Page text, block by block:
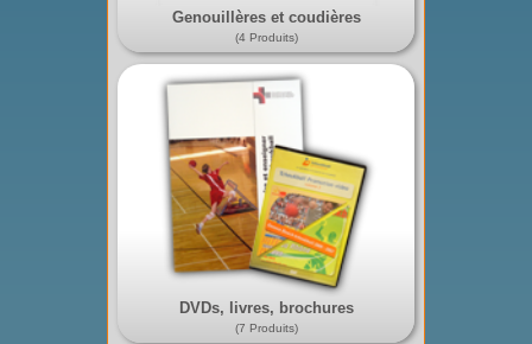
Genouillères et coudières
(4 Produits)
DVDs, livres, brochures
(7 Produits)